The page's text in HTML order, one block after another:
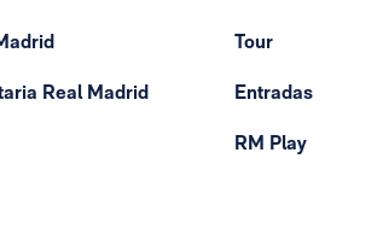
Real Madrid
Tour
Entradas
RM Play